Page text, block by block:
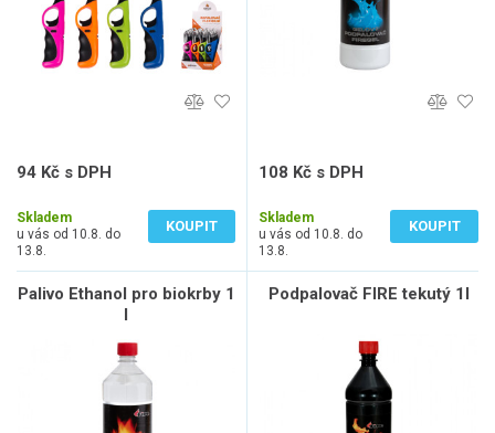
94 Kč s DPH
Skladem
u vás od 10.8. do
13.8.
KOUPIT
108 Kč s DPH
Skladem
u vás od 10.8. do
13.8.
KOUPIT
Palivo Ethanol pro biokrby 1
l
Podpalovač FIRE tekutý 1l